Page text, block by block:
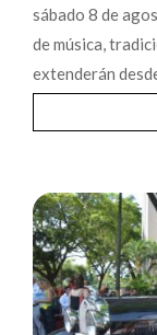
sábado 8 de
de música,
extenderán